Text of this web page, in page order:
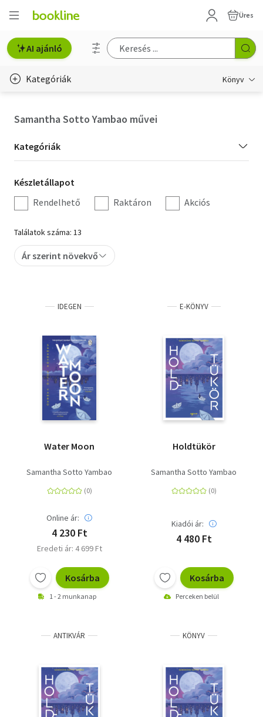
Üres
AI ajánló
Kategóriák Könyv
Hobbi, szabadidő
Irodalom
Művészet
Szakkönyv
Tankönyv, segédkönyv
Társadalomtudomány
Természettudomány
Történelem
Samantha Sotto Yambao művei
Kategória
szűrés
Kategóriák
Készletállapot
szűrés
Készletállapot
Rendelhető
Raktáron Akciós
Találatok száma: 13
Ár szerint növekvő
IDEGEN
Water Moon
Samantha Sotto Yambao
Online ár:
4 230 Ft
Eredeti ár: 4 699 Ft
Kosárba
1 - 2 munkanap
E-KÖNYV
Holdtükör
Samantha Sotto Yambao
Kiadói ár:
4 480 Ft
Kosárba
Perceken belül
ANTIKVÁR KÖNYV